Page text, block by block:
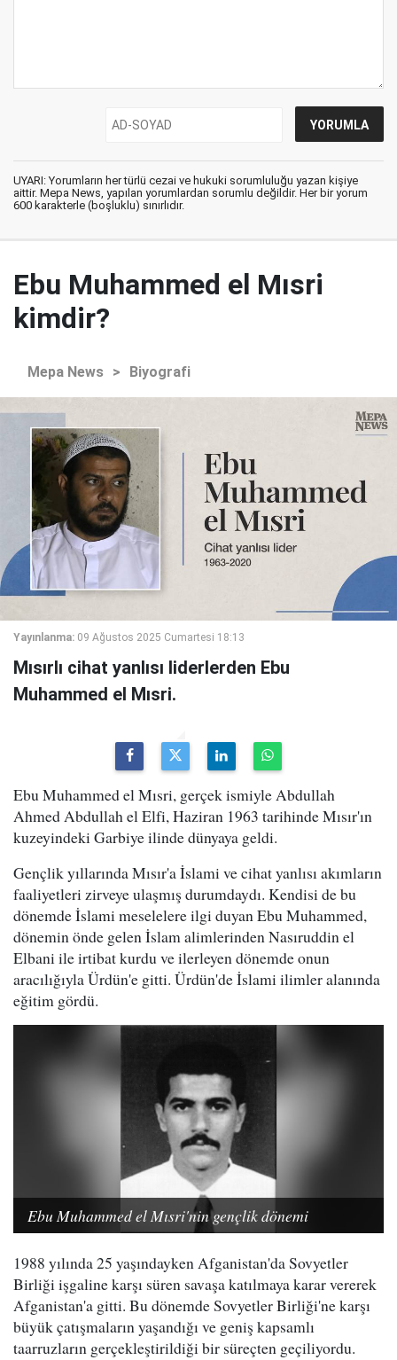
UYARI: Yorumların her türlü cezai ve hukuki sorumluluğu yazan kişiye
aittir. Mepa News, yapılan yorumlardan sorumlu değildir. Her bir yorum
600 karakterle (boşluklu) sınırlıdır.
Ebu Muhammed el Mısri
kimdir?
Mepa News > Biyografi
Yayınlanma: 09 Ağustos 2025 Cumartesi 18:13
Mısırlı cihat yanlısı liderlerden Ebu
Muhammed el Mısri.
Ebu Muhammed el Mısri, gerçek ismiyle Abdullah
Ahmed Abdullah el Elfi, Haziran 1963 tarihinde Mısır'ın
kuzeyindeki Garbiye ilinde dünyaya geldi.
Gençlik yıllarında Mısır'a İslami ve cihat yanlısı akımların
faaliyetleri zirveye ulaşmış durumdaydı. Kendisi de bu
dönemde İslami meselelere ilgi duyan Ebu Muhammed,
dönemin önde gelen İslam alimlerinden Nasıruddin el
Elbani ile irtibat kurdu ve ilerleyen dönemde onun
aracılığıyla Ürdün'e gitti. Ürdün'de İslami ilimler alanında
eğitim gördü.
Ebu Muhammed el Mısri'nin gençlik dönemi
1988 yılında 25 yaşındayken Afganistan'da Sovyetler
Birliği işgaline karşı süren savaşa katılmaya karar vererek
Afganistan'a gitti. Bu dönemde Sovyetler Birliği'ne karşı
büyük çatışmaların yaşandığı ve geniş kapsamlı
taarruzların gerçekleştirildiği bir süreçten geçiliyordu.